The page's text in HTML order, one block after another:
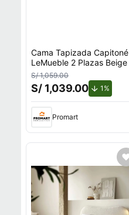
Cama Tapizada Capitoné
LeMueble 2 Plazas Beige
S/ 1,059.00
S/ 1,039.00 1%
Promart